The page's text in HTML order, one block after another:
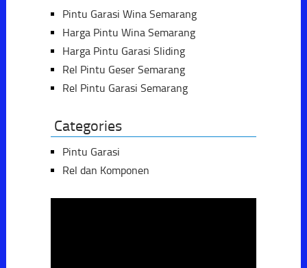
Pintu Garasi Wina Semarang
Harga Pintu Wina Semarang
Harga Pintu Garasi Sliding
Rel Pintu Geser Semarang
Rel Pintu Garasi Semarang
Categories
Pintu Garasi
Rel dan Komponen